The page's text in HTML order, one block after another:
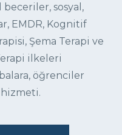
beceriler, sosyal,
EMDR, Kognitif
Şema Terapi ve
ilkeleri
öğrenciler